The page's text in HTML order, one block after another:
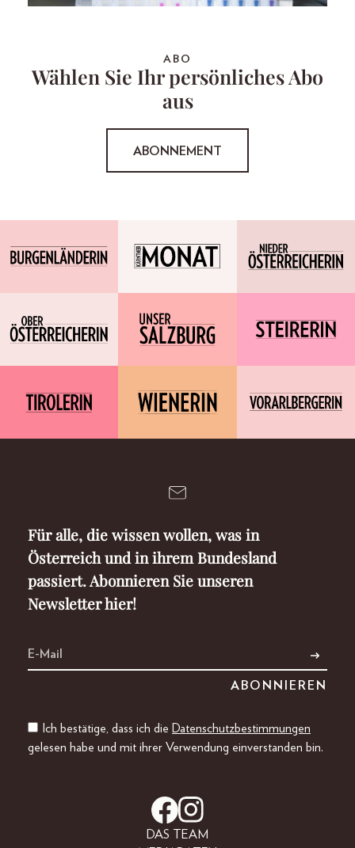
ABO
Wählen Sie Ihr persönliches Abo
aus
ABONNEMENT
Für alle, die wissen wollen, was in
Österreich und in ihrem Bundesland
passiert. Abonnieren Sie unseren
Newsletter hier!
Ich bestätige, dass ich die Datenschutzbestimmungen
gelesen habe und mit ihrer Verwendung einverstanden bin.
DAS TEAM